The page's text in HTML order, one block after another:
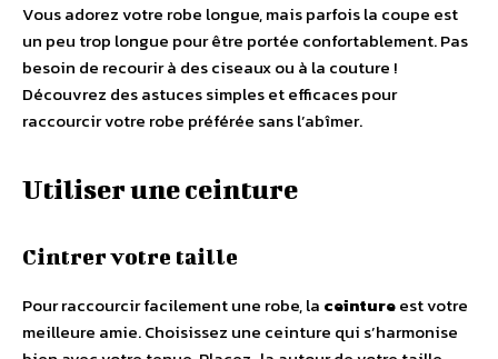
Vous adorez votre robe longue, mais parfois la coupe est
un peu trop longue pour être portée confortablement. Pas
besoin de recourir à des ciseaux ou à la couture !
Découvrez des astuces simples et efficaces pour
raccourcir votre robe préférée sans l’abîmer.
Utiliser une ceinture
Cintrer votre taille
Pour raccourcir facilement une robe, la ceintureest votre
meilleure amie. Choisissez une ceinture qui s’harmonise